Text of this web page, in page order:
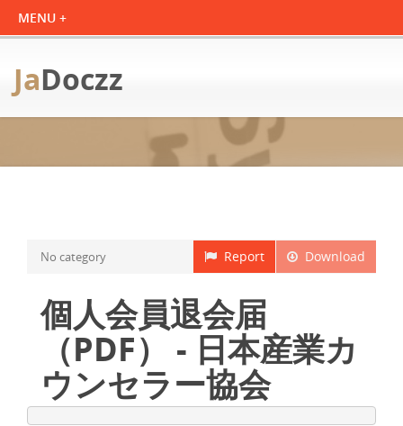
JaDoczz
Download
Report
No category
個人会員退会届
（PDF） - 日本産業カ
ウンセラー協会